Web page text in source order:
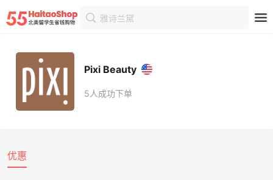
雅诗兰黛
首页 商家 商家详情
Pixi Beauty
5人成功下单
优惠